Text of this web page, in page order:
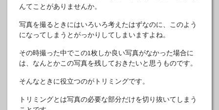
んてことがありませんか。
写真を撮るときにはいろいろ考えたはずなのに、このよう
になってしまうとがっかりしてしまいますよね。
その時撮った中でこの1枚しか良い写真がなかった場合に
は、なんとかこの写真を残しておきたいと思うものです。
そんなときに役立つのがトリミングです。
トリミングとは写真の必要な部分だけを切り抜いてしまう